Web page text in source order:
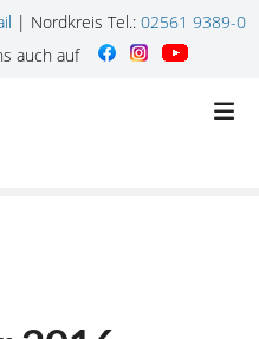
| Nordkreis Tel.: 02561 9389-0
auch auf